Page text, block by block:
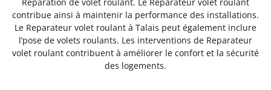
contribue ainsi à maintenir la performance des installations.
Le Reparateur volet roulant à Talais peut également inclure
l’pose de volets roulants. Les interventions de Reparateur
volet roulant contribuent à améliorer le confort et la sécurité
des logements.